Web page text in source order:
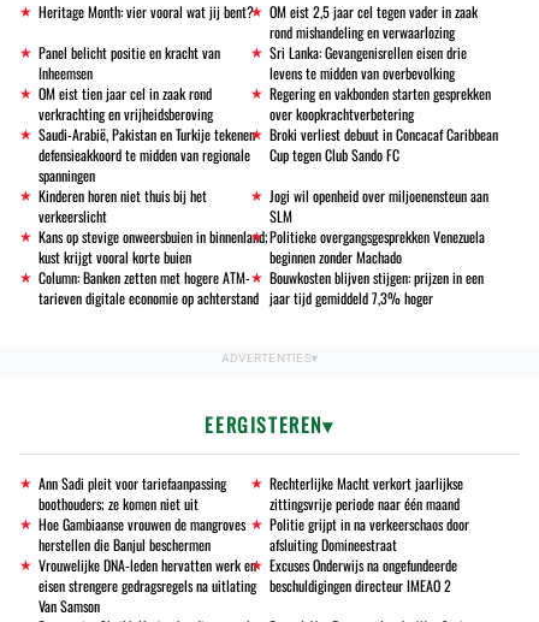
Heritage Month: vier vooral wat jij bent?
OM eist 2,5 jaar cel tegen vader in zaak
rond mishandeling en verwaarlozing
Panel belicht positie en kracht van
Inheemsen
Sri Lanka: Gevangenisrellen eisen drie
levens te midden van overbevolking
OM eist tien jaar cel in zaak rond
verkrachting en vrijheidsberoving
Regering en vakbonden starten gesprekken
over koopkrachtverbetering
Saudi-Arabië, Pakistan en Turkije tekenen
defensieakkoord te midden van regionale
spanningen
Broki verliest debuut in Concacaf Caribbean
Cup tegen Club Sando FC
Kinderen horen niet thuis bij het
verkeerslicht
Jogi wil openheid over miljoenensteun aan
SLM
Kans op stevige onweersbuien in binnenland;
kust krijgt vooral korte buien
Politieke overgangsgesprekken Venezuela
beginnen zonder Machado
Column: Banken zetten met hogere ATM-
tarieven digitale economie op achterstand
Bouwkosten blijven stijgen: prijzen in een
jaar tijd gemiddeld 7,3% hoger
EERGISTEREN
Ann Sadi pleit voor tariefaanpassing
boothouders; ze komen niet uit
Rechterlijke Macht verkort jaarlijkse
zittingsvrije periode naar één maand
Hoe Gambiaanse vrouwen de mangroves
herstellen die Banjul beschermen
Politie grijpt in na verkeerschaos door
afsluiting Domineestraat
Vrouwelijke DNA-leden hervatten werk en
eisen strengere gedragsregels na uitlating
Van Samson
Excuses Onderwijs na ongefundeerde
beschuldigingen directeur IMEAO 2